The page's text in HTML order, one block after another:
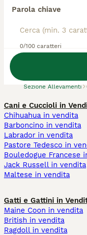
Parola chiave
0/100 caratteri
Sezione Allevamenti
Cani e Cuccioli in
Chihuahua in vendita
Barboncino in vendita
Labrador in vendita
Pastore Tedesco in
Bouledogue Francese
Jack Russell in vendita
Maltese in vendita
Gatti e Gattini in
Maine Coon in vendita
British in vendita
Ragdoll in vendita